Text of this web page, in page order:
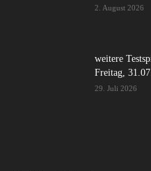
2. August 2026
weitere
Freitag,
29. Juli 2026